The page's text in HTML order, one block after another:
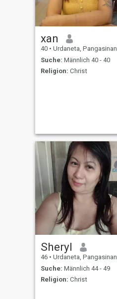
xan
40 • Urdaneta, Pangasinan, Philippinen
Suche: Männlich 40 - 40
Religion: Christ
Sheryl
46 • Urdaneta, Pangasinan, Philippinen
Suche: Männlich 44 - 49
Religion: Christ